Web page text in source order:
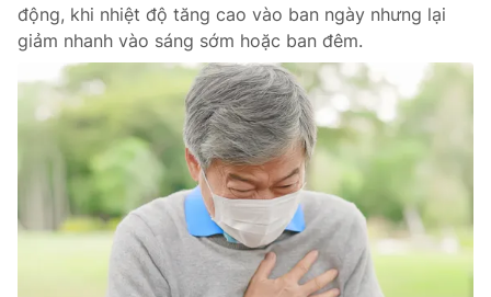
động, khi nhiệt độ tăng cao vào ban ngày nhưng lại
giảm nhanh vào sáng sớm hoặc ban đêm.